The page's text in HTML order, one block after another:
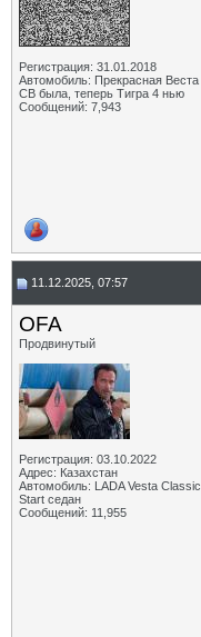
Регистрация: 31.01.2018
Автомобиль: Прекрасная Веста
СВ была, теперь Тигра 4 нью
Сообщений: 7,943
11.12.2025, 07:57
OFA
Продвинутый
Регистрация: 03.10.2022
Адрес: Казахстан
Автомобиль: LADA Vesta Classic
Start седан
Сообщений: 11,955